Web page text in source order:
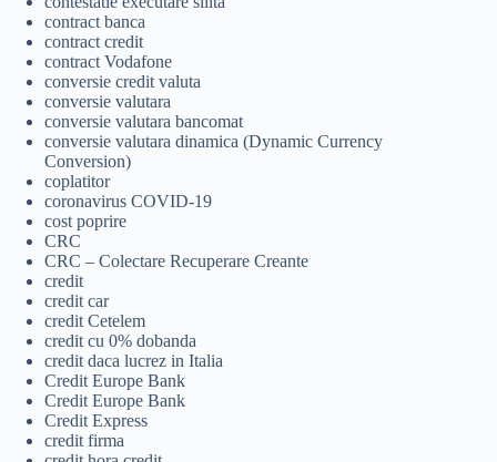
contract banca
contract credit
contract Vodafone
conversie credit valuta
conversie valutara
conversie valutara bancomat
conversie valutara dinamica (Dynamic Currency
Conversion)
coplatitor
coronavirus COVID-19
cost poprire
CRC
CRC – Colectare Recuperare Creante
credit
credit car
credit Cetelem
credit cu 0% dobanda
credit daca lucrez in Italia
Credit Europe Bank
Credit Europe Bank
Credit Express
credit firma